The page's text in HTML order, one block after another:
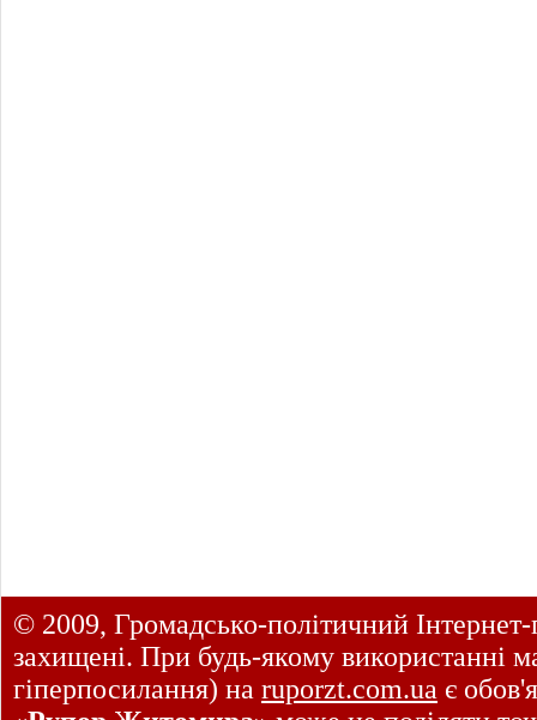
© 2009, Громадсько-політичний
захищені. При будь-якому використанні
гіперпосилання) на ruporzt.com.ua є